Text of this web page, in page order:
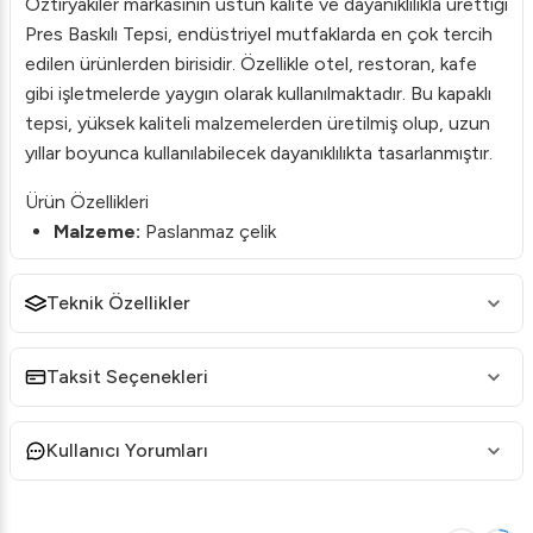
Pres Baskılı Tepsi, endüstriyel mutfaklarda en çok tercih
edilen ürünlerden birisidir. Özellikle otel, restoran, kafe
gibi işletmelerde yaygın olarak kullanılmaktadır. Bu kapaklı
tepsi, yüksek kaliteli malzemelerden üretilmiş olup, uzun
yıllar boyunca kullanılabilecek dayanıklılıkta tasarlanmıştır.
Ürün Özellikleri
Malzeme: Paslanmaz çelik
Kalınlık:0.80 mm
Ölçüler:50x70x8 cm
Ağırlık:5.3 kg
Hacim:27 litre
Saplı ve Kapaklıtasarımı ile kolay taşıma ve saklama
Teknik Özellikler
Teknik Özellikler
Taksit Seçenekleri
Kullanıcı Yorumları